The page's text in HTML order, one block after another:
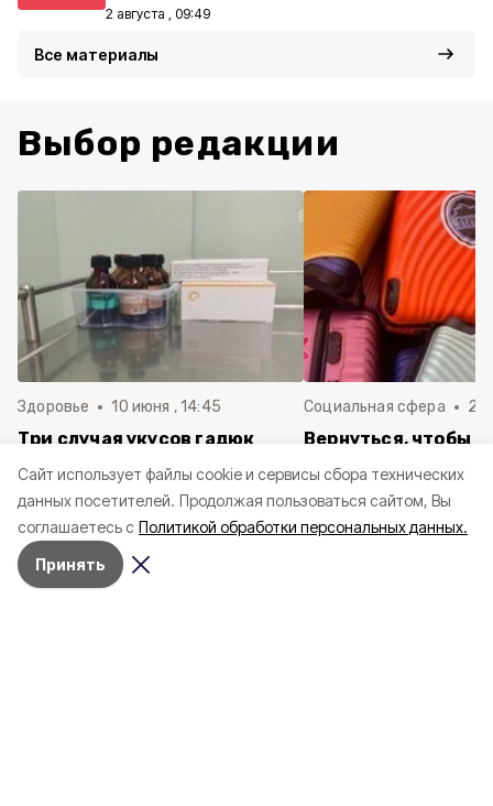
Cайт использует файлы cookie и сервисы сбора технических
данных посетителей. Продолжая пользоваться сайтом, Вы
соглашаетесь с Политикой обработки персональных данных.
Принять
2 августа , 09:49
Все материалы
Выбор редакции
Здоровье 10 июня , 14:45
Три случая укусов гадюк
Белгородской области с
начала года
Социальная сфера 20
Вернуться, чтобы
в Белгородскую
пять лет